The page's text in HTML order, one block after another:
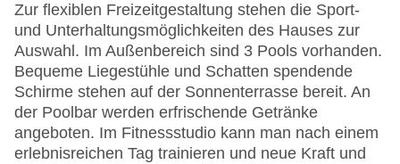
Zur flexiblen Freizeitgestaltung stehen die Sport-
und Unterhaltungsmöglichkeiten des Hauses zur
Auswahl. Im Außenbereich sind 3 Pools vorhanden.
Bequeme Liegestühle und Schatten spendende
Schirme stehen auf der Sonnenterrasse bereit. An
der Poolbar werden erfrischende Getränke
angeboten. Im Fitnessstudio kann man nach einem
erlebnisreichen Tag trainieren und neue Kraft und